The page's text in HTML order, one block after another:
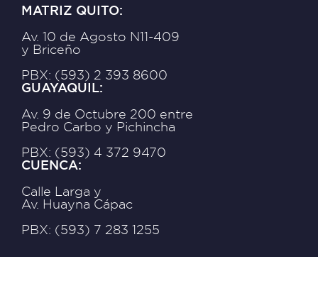
MATRIZ QUITO:
Av. 10 de Agosto N11-409
y Briceño
PBX: (593) 2 393 8600
GUAYAQUIL:
Av. 9 de Octubre 200 entre
Pedro Carbo y Pichincha
PBX: (593) 4 372 9470
CUENCA:
Calle Larga y
Av. Huayna Cápac
PBX: (593) 7 283 1255